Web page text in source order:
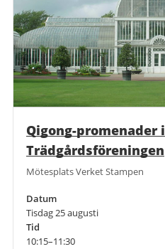
Qigong-promenader i
Trädgårdsföreningen
Mötesplats Verket Stampen
Datum
Tisdag 25 augusti
Tid
10:15–11:30